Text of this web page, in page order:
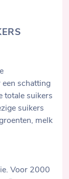
schatting
totale suikers
suikers
melk
Voor 2000